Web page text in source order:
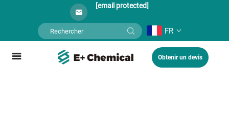
[email protected]
FR
Obtenir un devis